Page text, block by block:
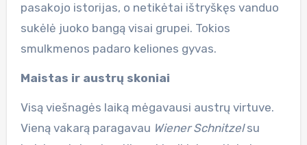
pasakojo istorijas, o netikėtai ištryškęs vanduo
sukėlė juoko bangą visai grupei. Tokios
smulkmenos padaro keliones gyvas.
Maistas ir austrų skoniai
Visą viešnagės laiką mėgavausi austrų virtuve.
Vieną vakarą paragavau Wiener Schnitzelsu